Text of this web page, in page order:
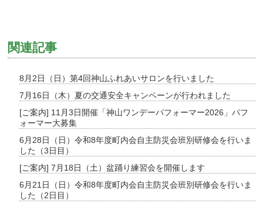
関連記事
8月2日（日）第4回神山ふれあいサロンを行いました
7月16日（木）夏の交通安全キャンペーンが行われました
[ご案内] 11月3日開催「神山ワンデーパフォーマー2026」パフ
ォーマー大募集
6月28日（日）令和8年度町内会自主防災会班別研修会を行いま
した（3日目）
[ご案内] 7月18日（土）盆踊り練習会を開催します
6月21日（日）令和8年度町内会自主防災会班別研修会を行いま
した（2日目）